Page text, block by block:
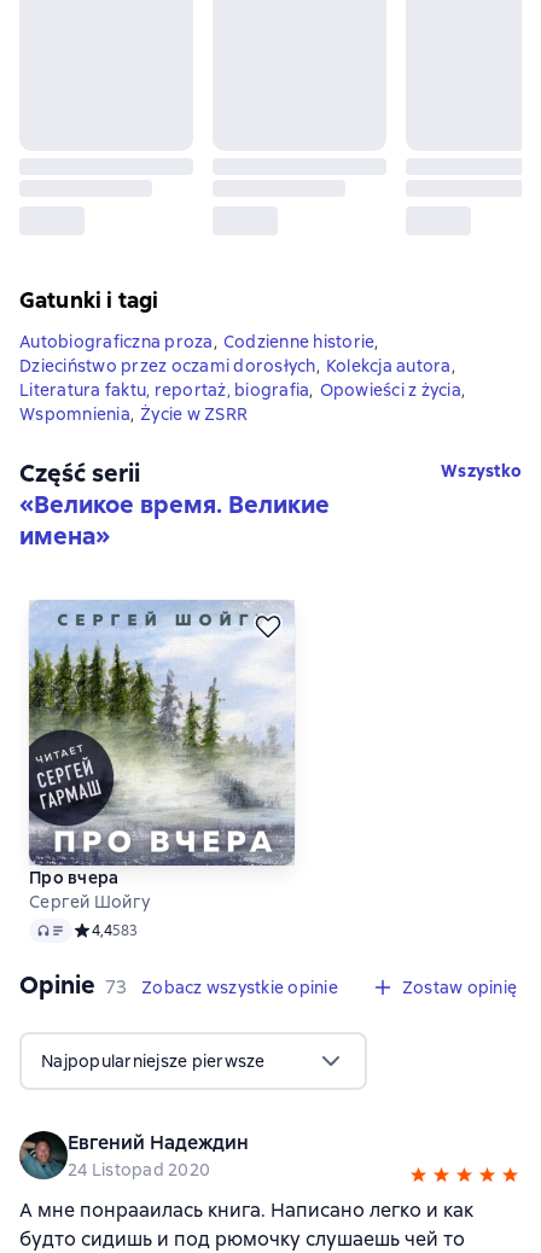
Gatunki i tagi
Autobiograficzna proza, Codzienne historie,
Dzieciństwo przez oczami dorosłych, Kolekcja autora,
Literatura faktu, reportaż, biografia, Opowieści z życia,
Wspomnienia, Życie w ZSRR
Część serii
«Великое время. Великие
имена»
Wszystko
Про вчера
Сергей Шойгу
Audio Средний рейтинг 4,4 на основе 583 оценок
4,4583
Opinie 73 opinie
73 Zobacz wszystkie opinie Zostaw opinię
Najpopularniejsze pierwsze
Евгений Надеждин
24 Listopad 2020
А мне понрааилась книга. Написано легко и как
будто сидишь и под рюмочку слушаешь чей то